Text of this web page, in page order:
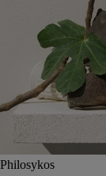
Philosykos